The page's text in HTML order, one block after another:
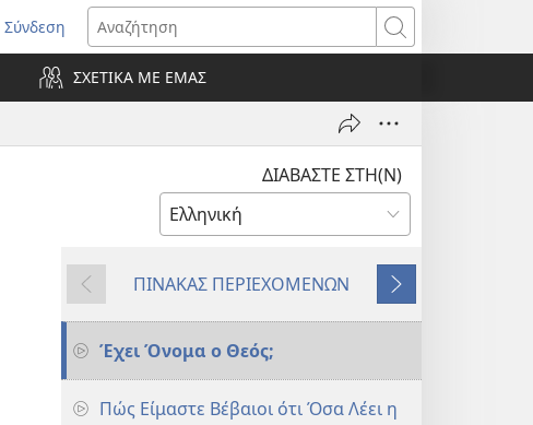
Σύνδεση
(ανοίγει
νέο
παράθυρο)
Αναζήτηση
ΣΧΕΤΙΚΑ ΜΕ ΕΜΑΣ
ΔΙΑΒΑΣΤΕ ΣΤΗ(Ν)
Προηγούμενο
ΠΙΝΑΚΑΣ ΠΕΡΙΕΧΟΜΕΝΩΝ
Επόμενο
Έχει Όνομα ο Θεός;
Πώς Είμαστε Βέβαιοι ότι Όσα Λέει η